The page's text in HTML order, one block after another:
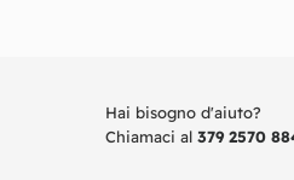
Hai bisogno d'aiuto?
Chiamaci al 379 2570